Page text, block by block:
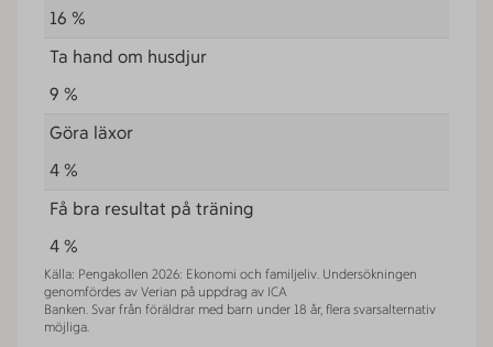
16 %
Ta hand om husdjur
9 %
Göra läxor
4 %
Få bra resultat på träning
4 %
Källa: Pengakollen 2026: Ekonomi och familjeliv. Undersökningen
genomfördes av Verian på uppdrag av ICA
Banken. Svar från föräldrar med barn under 18 år, flera svarsalternativ
möjliga.